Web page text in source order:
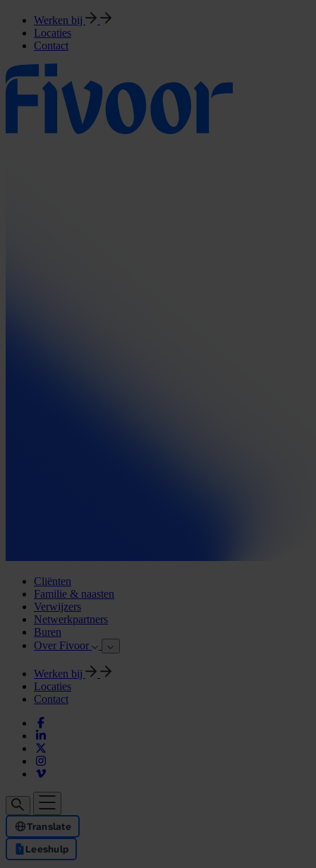
Werken bij
Locaties
Contact
Cliënten
Familie & naasten
Verwijzers
Netwerkpartners
Buren
Over Fivoor
Werken bij
Locaties
Contact
Translate
Leeshulp